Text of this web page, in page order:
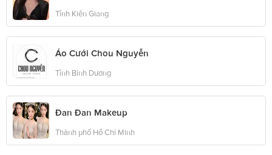
Tỉnh Kiên Giang
Áo Cưới Chou Nguyễn
Tỉnh Bình Dương
Đan Đan Makeup
Thành phố Hồ Chí Minh